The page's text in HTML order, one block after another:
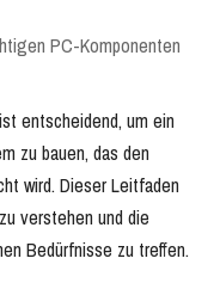
PC-Komponenten
entscheidend, um ein
zu bauen, das den
wird. Dieser Leitfaden
verstehen und die
Bedürfnisse zu treffen.